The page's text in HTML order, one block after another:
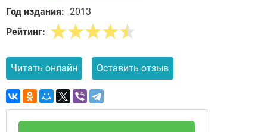
Год издания: 2013
Рейтинг:
Читать онлайн Оставить отзыв